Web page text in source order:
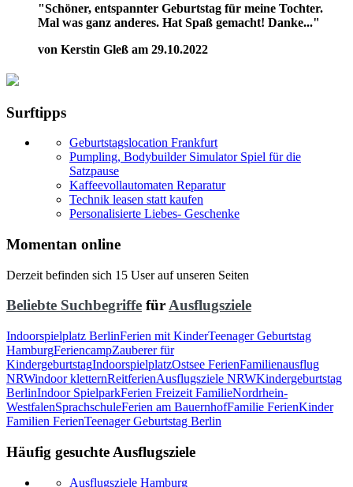
"Schöner, entspannter Geburtstag für meine Tochter.
Mal was ganz anderes. Hat Spaß gemacht! Danke..."
von Kerstin Gleß am 29.10.2022
Surftipps
Geburtstagslocation Frankfurt
Pumpling, Bodybuilder Simulator Spiel für die
Satzpause
Kaffeevollautomaten Reparatur
Technik leasen statt kaufen
Personalisierte Liebes- Geschenke
Momentan online
Derzeit befinden sich 15 User auf unseren Seiten
Beliebte Suchbegriffe fürAusflugsziele
Indoorspielplatz BerlinFerien mit KinderTeenager Geburtstag
HamburgFeriencampZauberer für
KindergeburtstagIndoorspielplatzOstsee FerienFamilienausflug
NRWindoor kletternReitferienAusflugsziele NRWKindergeburtstag
BerlinIndoor SpielparkFerien Freizeit FamilieNordrhein-
WestfalenSprachschuleFerien am BauernhofFamilie FerienKinder
Familien FerienTeenager Geburtstag Berlin
Häufig gesuchte Ausflugsziele
Ausflugsziele Hamburg